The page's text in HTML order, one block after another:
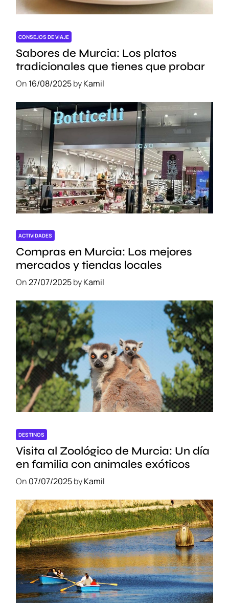
CONSEJOS DE VIAJE
Sabores de Murcia: Los platos
tradicionales que tienes que probar
On 16/08/2025byKamil
ACTIVIDADES
Compras en Murcia: Los mejores
mercados y tiendas locales
On27/07/2025byKamil
DESTINOS
Visita al Zoológico de Murcia: Un día
en familia con animales exóticos
On 07/07/2025byKamil